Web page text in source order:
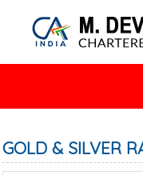
GOLD & SILVER